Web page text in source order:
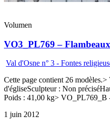
Volumen
VO3_PL769 – Flambeaux
Val d'Osne n° 3 - Fontes
Cette page contient 26
d'égliseSculpteur : Non
Poids : 41,00 kg> VO_PL769_B
1 juin 2012